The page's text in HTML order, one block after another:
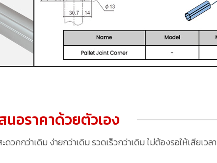
อราคาด้วยตัวเอง
ดวกกว่าเดิม ง่ายกว่าเดิม รวดเร็วกว่าเดิม ไม่ต้องรอให้เสียเวลา